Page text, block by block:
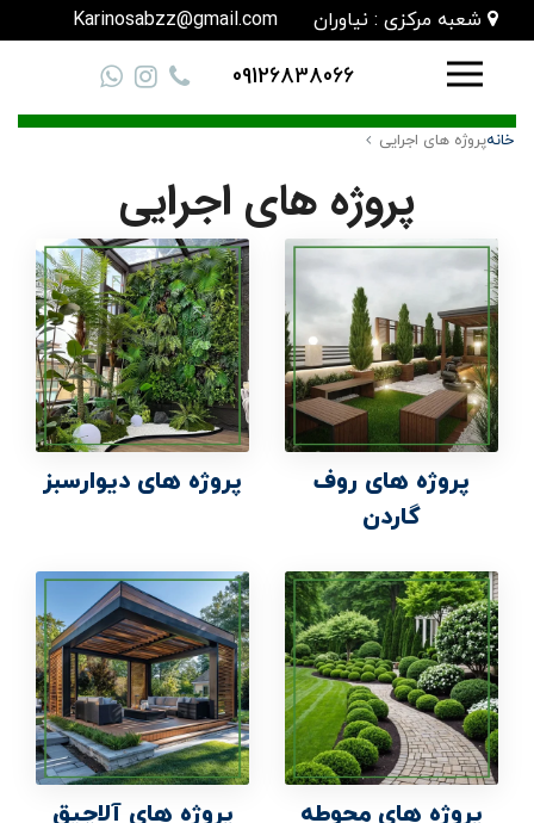
شعبه مرکزی : نیاوران Karinosabzz@gmail.com
09126838066
خانهپروژه های اجرایی
پروژه های اجرایی
پروژه های روف
گاردن
پروژه های دیوارسبز
پروژه های محوطه
پروژه های آلاچیق